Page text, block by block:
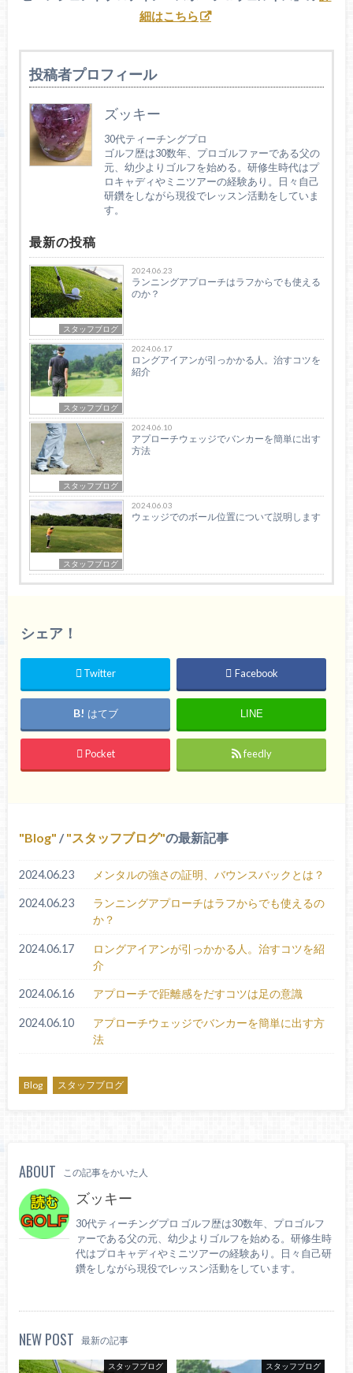
細はこちら
投稿者プロフィール
ズッキー
30代ティーチングプロ
ゴルフ歴は30数年、プロゴルファーである父の
元、幼少よりゴルフを始める。研修生時代はプ
ロキャディやミニツアーの経験あり。日々自己
研鑽をしながら現役でレッスン活動をしていま
す。
最新の投稿
スタッフブログ
2024.06.23
ランニングアプローチはラフからでも使える
のか？
スタッフブログ
2024.06.17
ロングアイアンが引っかかる人。治すコツを
紹介
スタッフブログ
2024.06.10
アプローチウェッジでバンカーを簡単に出す
方法
スタッフブログ
2024.06.03
ウェッジでのボール位置について説明します
シェア！
Twitter Facebook
はてブ LINE
Pocket feedly
Blog / スタッフブログ の最新記事
2024.06.23 メンタルの強さの証明、バウンスバックとは？
2024.06.23
ランニングアプローチはラフからでも使えるの
か？
2024.06.17
ロングアイアンが引っかかる人。治すコツを紹
介
2024.06.16 アプローチで距離感をだすコツは足の意識
2024.06.10
アプローチウェッジでバンカーを簡単に出す方
法
Blog スタッフブログ
ABOUT この記事をかいた人
ズッキー
30代ティーチングプロ ゴルフ歴は30数年、プロゴルフ
ァーである父の元、幼少よりゴルフを始める。研修生時
代はプロキャディやミニツアーの経験あり。日々自己研
鑽をしながら現役でレッスン活動をしています。
NEW POST 最新の記事
スタッフブログ スタッフブログ